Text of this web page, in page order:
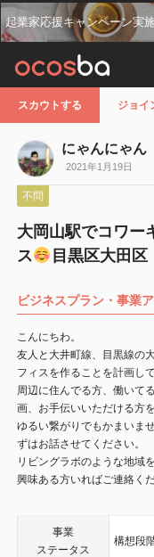
起業家応援キャンペーン実
スカウトする ジョイ
にゃんにゃん
2021年1月19日
不問
大岡山駅でコワー
ス
目黒区大田区
ビジネスプラン・事業
こんにちわ。
友人と大井町線、目黒線の
フィスを作ることを計画して
周辺に住んでる方、働いて
画、お手伝いいただける方
ゆるい繋がりでもかまいま
ずはお話させてください。
リビングラボのような地域
興味ある方いればご連絡く
事業
ステータス
構想段